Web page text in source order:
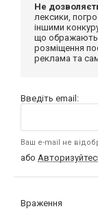
Не
лексики,
іншими
що ображають
розміщення
реклама та
Введіть email:
Ваш e-mail не
або
Враження